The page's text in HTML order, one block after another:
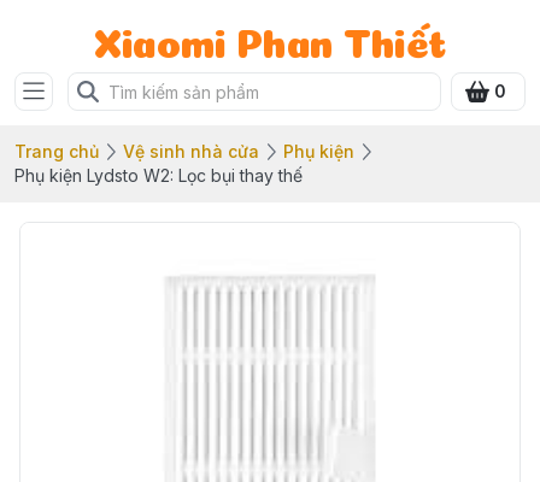
Xiaomi Phan Thiết
0
Trang chủ Vệ sinh nhà cửa
Phụ kiện
Phụ kiện Lydsto W2: Lọc bụi thay thế